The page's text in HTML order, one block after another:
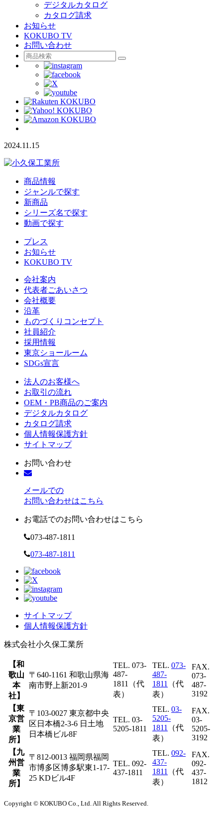
デジタルカタログ
カタログ請求
お知らせ
KOKUBO TV
お問い合わせ
2024.11.15
商品情報
ジャンルで探す
新商品
シリーズ名で探す
動画で探す
プレス
お知らせ
KOKUBO TV
会社案内
代表者ごあいさつ
会社概要
沿革
ものづくりコンセプト
社員紹介
採用情報
東京ショールーム
SDGs宣言
法人のお客様へ
お取引の流れ
OEM・PB商品のご案内
デジタルカタログ
カタログ請求
個人情報保護方針
サイトマップ
お問い合わせ
メールでの
お問い合わせはこちら
お電話でのお問い合わせはこちら
073-487-1811
073-487-1811
サイトマップ
個人情報保護方針
株式会社小久保工業所
【和
歌山
本
社】
〒640-1161 和歌山県海
南市野上新201-9
TEL. 073-
487-
1811（代
表）
TEL. 073-
487-
1811
（代
表）
FAX.
073-
487-
3192
【東
京営
業
所】
〒103-0027 東京都中央
区日本橋2-3-6 日土地
日本橋ビル8F
TEL. 03-
5205-1811
TEL. 03-
5205-
1811
（代
表）
FAX.
03-
5205-
3192
【九
州営
業
所】
〒812-0013 福岡県福岡
市博多区博多駅東1-17-
25 KDビル4F
TEL. 092-
437-1811
TEL. 092-
437-
1811
（代
表）
FAX.
092-
437-
1812
Copyright © KOKUBO Co., Ltd. All Rights Reserved.